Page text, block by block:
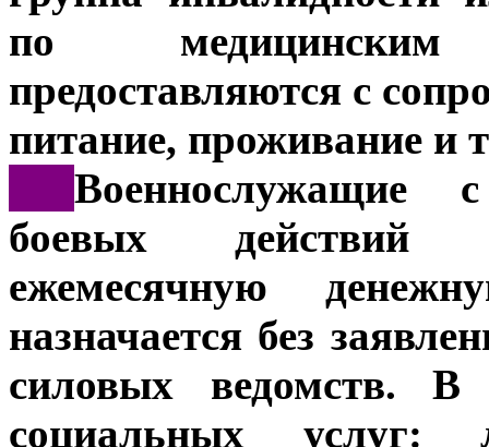
по медицинским
предоставляются с
питание, проживание и
Военнослужащие
боевых действий
ежемесячную
назначается без
силовых ведомств.
социальных услуг: